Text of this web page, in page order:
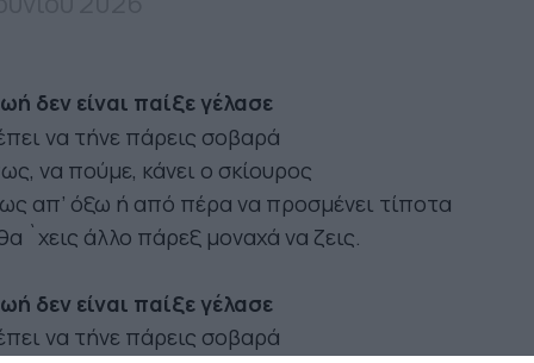
δεν είναι παίξε γέλασε
να τήνε πάρεις σοβαρά
να πούμε, κάνει ο σκίουρος
απ’ όξω ή από πέρα να προσμένει τίποτα
`χεις άλλο πάρεξ μοναχά να ζεις.
δεν είναι παίξε γέλασε
να τήνε πάρεις σοβαρά